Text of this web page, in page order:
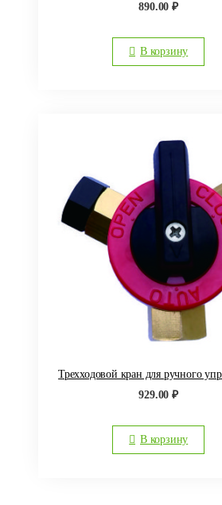
890.00₽
В корзину
Трехходовой кран для ручного
929.00₽
В корзину